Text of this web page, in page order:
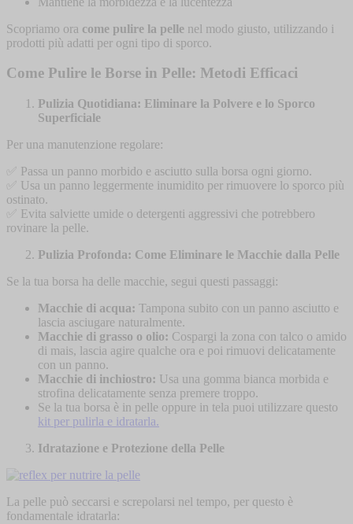
Scopriamo ora come pulire la pelle nel modo giusto, utilizzando i
prodotti più adatti per ogni tipo di sporco.
Come Pulire le Borse in Pelle: Metodi Efficaci
Pulizia Quotidiana: Eliminare la Polvere e lo Sporco
Superficiale
Per una manutenzione regolare:
✅ Passa un panno morbido e asciutto sulla borsa ogni giorno.
✅ Usa un panno leggermente inumidito per rimuovere lo sporco più
ostinato.
✅ Evita salviette umide o detergenti aggressivi che potrebbero
rovinare la pelle.
Pulizia Profonda: Come Eliminare le Macchie dalla Pelle
Se la tua borsa ha delle macchie, segui questi passaggi:
Macchie di acqua: Tampona subito con un panno asciutto e
lascia asciugare naturalmente.
Macchie di grasso o olio: Cospargi la zona con talco o amido
di mais, lascia agire qualche ora e poi rimuovi delicatamente
con un panno.
Macchie di inchiostro: Usa una gomma bianca morbida e
strofina delicatamente senza premere troppo.
Se la tua borsa è in pelle oppure in tela puoi utilizzare questo
kit per pulirla e idratarla.
Idratazione e Protezione della Pelle
La pelle può seccarsi e screpolarsi nel tempo, per questo è
fondamentale idratarla: